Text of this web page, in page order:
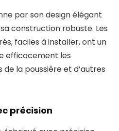
par son design élégant
construction robuste. Les
faciles à installer, ont un
efficacement les
la poussière et d’autres
précision